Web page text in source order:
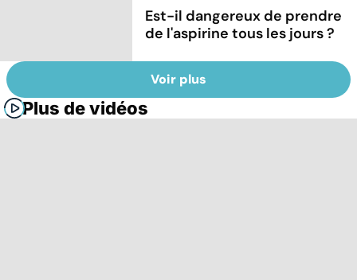
Est-il dangereux de prendre
de l'aspirine tous les jours ?
Voir plus
Plus de vidéos